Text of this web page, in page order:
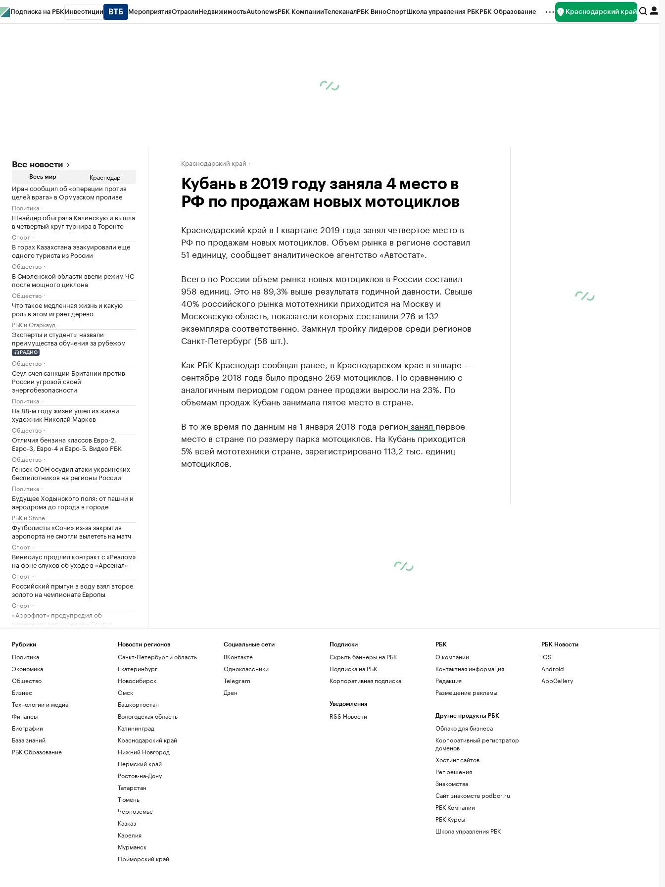
Подписка на РБК Инвестиции МероприятияОтраслиНедвижимостьAutonewsРБК КомпанииТелеканалРБК ВиноСпортШкола управления РБКРБК Образование Краснодарский край
Все новости
Весь мир Краснодар
Иран сообщил об «операции против
целей врага» в Ормузском проливе
Политика
Шнайдер обыграла Калинскую и вышла
в четвертый круг турнира в Торонто
Спорт
В горах Казахстана эвакуировали еще
одного туриста из России
Общество
В Смоленской области ввели режим ЧС
после мощного циклона
Общество
Что такое медленная жизнь и какую
роль в этом играет дерево
РБК и Старквуд
Эксперты и студенты назвали
преимущества обучения за рубежом
РАДИО
Общество
Сеул счел санкции Британии против
России угрозой своей
энергобезопасности
Политика
На 88-м году жизни ушел из жизни
художник Николай Марков
Общество
Отличия бензина классов Евро-2,
Евро-3, Евро-4 и Евро-5. Видео РБК
Общество
Генсек ООН осудил атаки украинских
беспилотников на регионы России
Политика
Будущее Ходынского поля: от пашни и
аэродрома до города в городе
РБК и Stone
Футболисты «Сочи» из-за закрытия
аэропорта не смогли вылететь на матч
Спорт
Винисиус продлил контракт с «Реалом»
на фоне слухов об уходе в «Арсенал»
Спорт
Российский прыгун в воду взял второе
золото на чемпионате Европы
Спорт
«Аэрофлот» предупредил об
изменении расписания в Сочи и
Геленджике
Политика
потушенных резервуарах с топливом
Политика
Euractiv узнал, как финские фермеры
помогают охранять границу с Россией
Политика
Киты, тундра и космические пейзажи:
зачем ехать в восточную Арктику
РБК и УК Первая
Матвиенко предупредила о мерах
Москвы из-за задержаний россиян в
Армении
Wildberries объявил о новых мерах
Краснодарский край
Кубань в 2019 году заняла 4 место в
РФ по продажам новых мотоциклов
Краснодарский край в I квартале 2019 года занял четвертое место в
РФ по продажам новых мотоциклов. Объем рынка в регионе составил
51 единицу, сообщает аналитическое агентство «Автостат».
Всего по России объем рынка новых мотоциклов в России составил
958 единиц. Это на 89,3% выше результата годичной давности. Свыше
40% российского рынка мототехники приходится на Москву и
Московскую область, показатели которых составили 276 и 132
экземпляра соответственно. Замкнул тройку лидеров среди регионов
Санкт-Петербург (58 шт.).
Как РБК Краснодар сообщал ранее, в Краснодарском крае в январе —
сентябре 2018 года было продано 269 мотоциклов. По сравнению с
аналогичным периодом годом ранее продажи выросли на 23%. По
объемам продаж Кубань занимала пятое место в стране.
В то же время по данным на 1 января 2018 года регион занял первое
место в стране по размеру парка мотоциклов. На Кубань приходится
5% всей мототехники стране, зарегистрировано 113,2 тыс. единиц
мотоциклов.
Рубрики
Политика
Экономика
Общество
Бизнес
Технологии и медиа
Финансы
Биографии
База знаний
РБК Образование
Новости регионов
Санкт-Петербург и область
Екатеринбург
Новосибирск
Омск
Башкортостан
Вологодская область
Калининград
Краснодарский край
Нижний Новгород
Пермский край
Ростов-на-Дону
Татарстан
Тюмень
Черноземье
Кавказ
Карелия
Мурманск
Приморский край
Социальные сети
ВКонтакте
Одноклассники
Telegram
Дзен
Подписки
Скрыть баннеры на РБК
Подписка на РБК
Корпоративная подписка
Уведомления
RSS Новости
РБК
О компании
Контактная информация
Редакция
Размещение рекламы
Другие продукты РБК
Облако для бизнеса
Корпоративный регистратор
доменов
Хостинг сайтов
Рег.решения
Знакомства
Сайт знакомств podbor.ru
РБК Компании
РБК Курсы
Школа управления РБК
РБК Новости
iOS
Android
AppGallery